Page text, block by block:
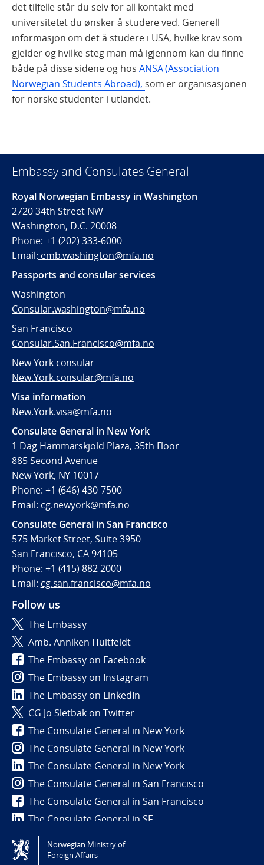
det tilfelle står du selv for all kontakt med
universitetet du ønsker å studere ved. Generell
informasjon om det å studere i USA, hvilke krav som
gjelder og hvilke steg man må igjennom kan du finne
både på disse sidene og hos ANSA (Association
Norwegian Students Abroad), som er organisasjonen
for norske studenter i utlandet.
Embassy and Consulates General
Royal Norwegian Embassy in Washington
2720 34th Street NW
Washington, D.C. 20008
Phone: +1 (202) 333-6000
Email: emb.washington@mfa.no
Passports and consular services
Washington
Consular.washington@mfa.no
San Francisco
Consular.San.Francisco@mfa.no
New York consular
New.York.consular@mfa.no
Visa information
New.York.visa@mfa.no
Consulate General in New York
1 Dag Hammarskjöld Plaza, 35th Floor
885 Second Avenue
New York, NY 10017
Phone: +1 (646) 430-7500
Email: cg.newyork@mfa.no
Consulate General in San Francisco
575 Market Street, Suite 3950
San Francisco, CA 94105
Phone: +1 (415) 882 2000
Email: cg.san.francisco@mfa.no
Follow us
The Embassy
Amb. Anniken Huitfeldt
The Embassy on Facebook
The Embassy on Instagram
The Embassy on LinkedIn
CG Jo Sletbak on Twitter
The Consulate General in New York
The Consulate General in New York
The Consulate General in New York
The Consulate General in San Francisco
The Consulate General in San Francisco
The Consulate General in SF
Tilgjengelighetserklæring / Accessibility statement
Norwegian Ministry of
Foreign Affairs